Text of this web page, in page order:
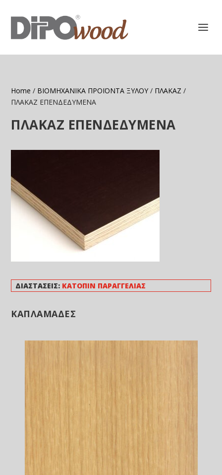
Home / ΒΙΟΜΗΧΑΝΙΚΑ ΠΡΟΪΟΝΤΑ ΞΥΛΟΥ / ΠΛΑΚΑΖ /
ΠΛΑΚΑΖ ΕΠΕΝΔΕΔΥΜΕΝΑ
ΠΛΑΚΑΖ ΕΠΕΝΔΕΔΥΜΕΝΑ
ΔΙΑΣΤΑΣΕΙΣ: ΚΑΤΟΠΙΝ ΠΑΡΑΓΓΕΛΙΑΣ
ΚΑΠΛΑΜΑΔΕΣ